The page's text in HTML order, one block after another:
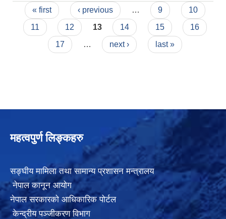
अनुदान कार्यक्रमको सूचाना
Pages
« first ‹ previous … 9
10
11
12 13 14 15
16
17
… next › last »
महत्वपुर्ण लिङ्कहरु
सङ्घीय मामिला तथा सामान्य प्रशासन मन्त्रालय
नेपाल कानून आयोग
नेपाल सरकारको आधिकारिक पोर्टल
केन्द्रीय पञ्जीकरण विभाग